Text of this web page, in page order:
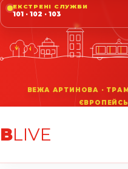
ЕКСТРЕНІ СЛУЖБИ
101 · 102 · 103
ВLIVE